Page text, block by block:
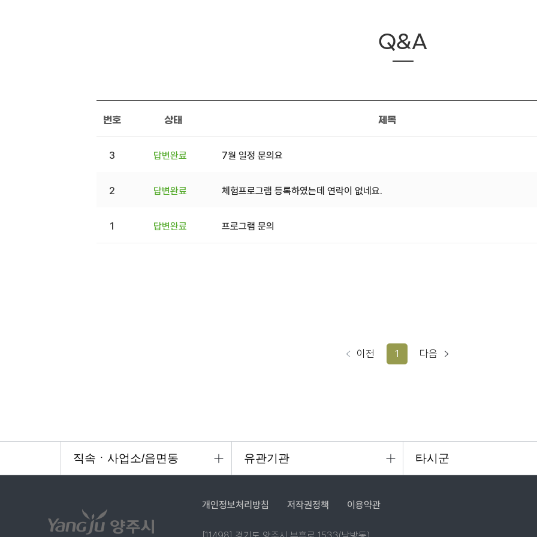
Q&A
번호 상태 제목
3 답변완료 7월 일정 문의요
2 답변완료 체험프로그램 등록하였는데 연락이 없네요.
1 답변완료 프로그램 문의
이전 1 다음
개인정보처리방침 저작권정책 이용약관